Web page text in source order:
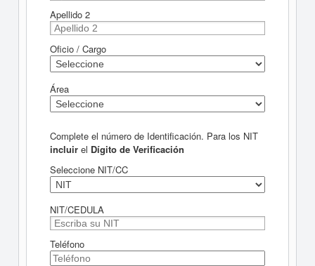
Apellido 2
Oficio / Cargo
Área
Complete el número de Identificación. Para los NIT
incluirel Dígito de Verificación
Seleccione NIT/CC
NIT/CEDULA
Teléfono